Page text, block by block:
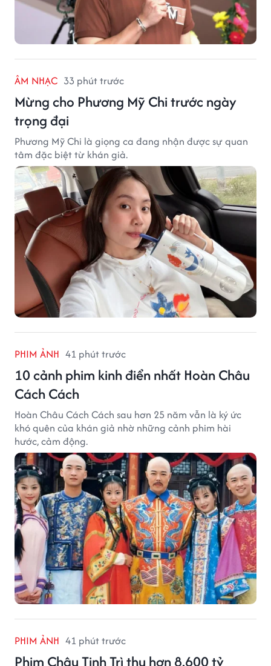
ÂM NHẠC 33 phút trước
Mừng cho Phương Mỹ Chi trước ngày
trọng đại
Phương Mỹ Chi là giọng ca đang nhận được sự quan
tâm đặc biệt từ khán giả.
PHIM ẢNH 41 phút trước
10 cảnh phim kinh điển nhất Hoàn Châu
Cách Cách
Hoàn Châu Cách Cách sau hơn 25 năm vẫn là ký ức
khó quên của khán giả nhờ những cảnh phim hài
hước, cảm động.
PHIM ẢNH 41 phút trước
Phim Châu Tinh Trì thu hơn 8.600 tỷ